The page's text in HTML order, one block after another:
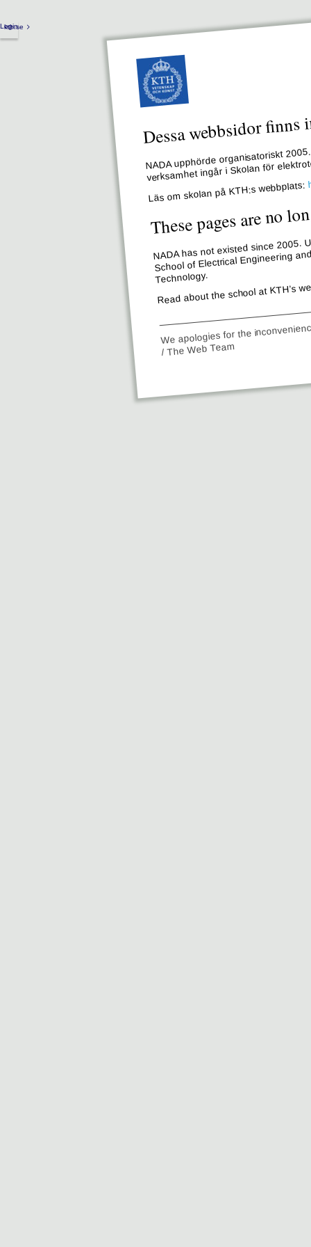
kth.se
Login
Dessa webbsidor
NADA upphörde organisatoriskt
verksamhet ingår i Skolan för
Läs om skolan på KTH:s webbplats:
These pages are no
NADA has not existed since
School of Electrical Engineering
Technology.
Read about the school at KTH’s
We apologies for the
/ The Web Team